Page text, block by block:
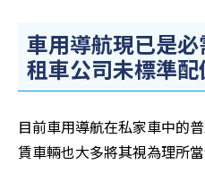
車用導航現已是
租車公司未標準配
目前車用導航在私家車中的
賃車輛也大多將其視為理所當